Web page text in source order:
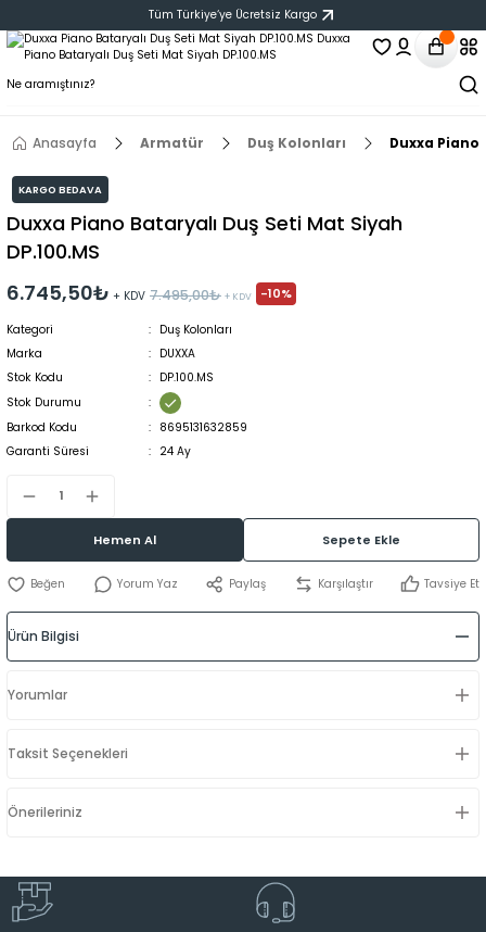
Tüm Türkiye‘ye Ücretsiz Kargo
Anasayfa Armatür Duş Kolonları Duxxa Piano
KARGO BEDAVA
Duxxa Piano Bataryalı Duş Seti Mat Siyah
DP.100.MS
6.745,50₺ + KDV 7.495,00₺ + KDV -10%
Kategori
Duş Kolonları
Marka
DUXXA
Stok Kodu
DP.100.MS
Stok Durumu
Barkod Kodu
8695131632859
Garanti Süresi
24 Ay
Hemen Al Sepete Ekle
Yorum Yaz Paylaş Karşılaştır Tavsiye Et
Ürün Bilgisi
Yorumlar
Taksit Seçenekleri
Önerileriniz